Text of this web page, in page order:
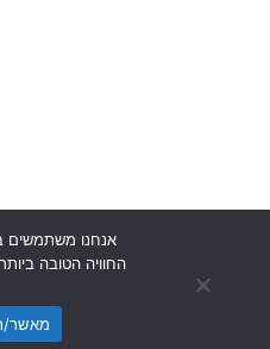
אנחנו משתמשים
החוויה הטובה
מאשר/